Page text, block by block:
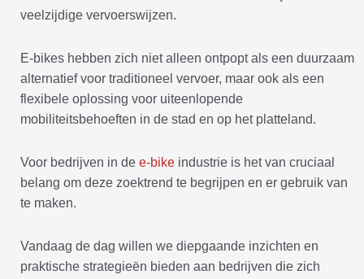
veelzijdige vervoerswijzen.
E-bikes hebben zich niet alleen ontpopt als een duurzaam
alternatief voor traditioneel vervoer, maar ook als een
flexibele oplossing voor uiteenlopende
mobiliteitsbehoeften in de stad en op het platteland.
Voor bedrijven in de e-bike industrie is het van cruciaal
belang om deze zoektrend te begrijpen en er gebruik van
te maken.
Vandaag de dag willen we diepgaande inzichten en
praktische strategieën bieden aan bedrijven die zich